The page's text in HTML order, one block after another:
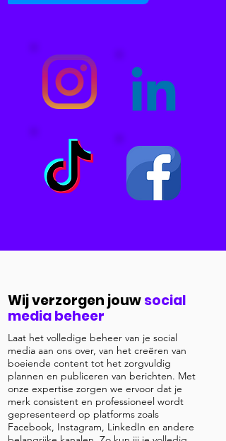
Wij verzorgen jouwsocial
media beheer
Laat het volledige beheer van je social
media aan ons over, van het creëren van
boeiende content tot het zorgvuldig
plannen en publiceren van berichten. Met
onze expertise zorgen we ervoor dat je
merk consistent en professioneel wordt
gepresenteerd op platforms zoals
Facebook, Instagram, LinkedIn en andere